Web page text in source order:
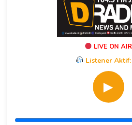
LIVE ON AIR
Listener Aktif:
▶